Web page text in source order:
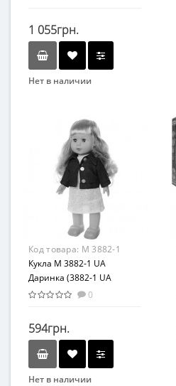
1 055грн.
Нет в наличии
Развивающая игрушка
Возраст
от 3 лет
Материал
Код товара: M 3882-1
Кукла M 3882-1 UA
Даринка (3882-1 UA
Даринка)
0
594грн.
Нет в наличии